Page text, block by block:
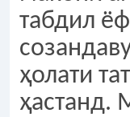
табдил
ҳолати
ҳастанд.